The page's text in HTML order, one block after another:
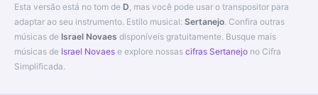
Esta versão está no tom de D , mas você pode usar o transpositor para
adaptar ao seu instrumento. Estilo musical: Sertanejo. Confira outras
músicas de Israel Novaes disponíveis gratuitamente. Busque mais
músicas de Israel Novaes e explore nossas cifras Sertanejo no Cifra
Simplificada.